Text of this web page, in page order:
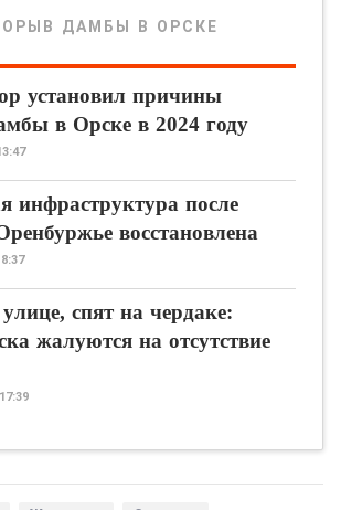
ДАМБЫ В ОРСКЕ
установил причины
в Орске в 2024 году
инфраструктура после
восстановлена
спят на чердаке:
жалуются на отсутствие